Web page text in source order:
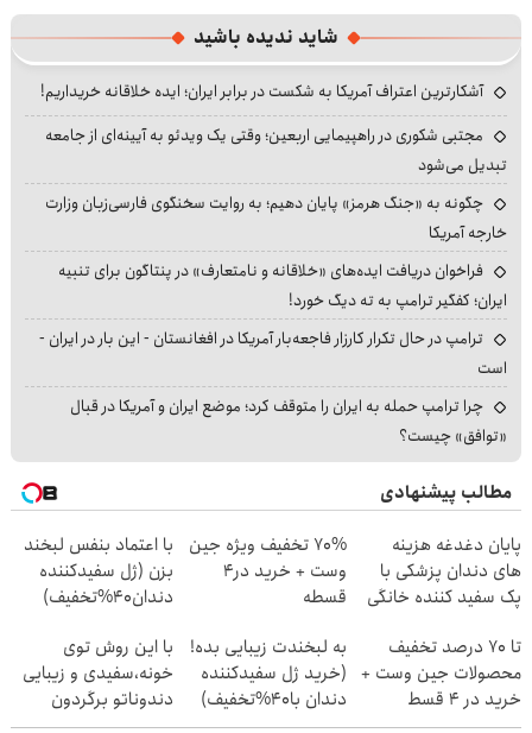
شاید ندیده باشید
آشکارترین اعتراف آمریکا به شکست در برابر ایران؛ ایده خلاقانه خریداریم!
مجتبی شکوری در راهپیمایی اربعین؛ وقتی یک ویدئو به آیینه‌ای از جامعه
تبدیل می‌شود
چگونه به «جنگ هرمز» پایان دهیم؛ به روایت سخنگوی فارسی‌زبان وزارت
خارجه آمریکا
فراخوان دریافت ایده‌های «خلاقانه و نامتعارف» در پنتاگون برای تنبیه
ایران؛ کفگیر ترامپ به ته دیگ خورد!
ترامپ در حال تکرار کارزار فاجعه‌بار آمریکا در افغانستان - این بار در ایران -
است
چرا ترامپ حمله به ایران را متوقف کرد؛ موضع ایران و آمریکا در قبال
«توافق» چیست؟
مطالب پیشنهادی
پایان دغدغه هزینه
های دندان پزشکی با
پک سفید کننده خانگی
70% تخفیف ویژه جین
وست + خرید در4
قسطه
با اعتماد بنفس لبخند
بزن (ژل سفیدکننده
دندان40%تخفیف)
تا 70 درصد تخفیف
محصولات جین وست +
خرید در 4 قسط
به لبخندت زیبایی بده!
(خرید ژل سفیدکننده
دندان با40%تخفیف)
با این روش توی
خونه،سفیدی و زیبایی
دندوناتو برگردون
(40%off)